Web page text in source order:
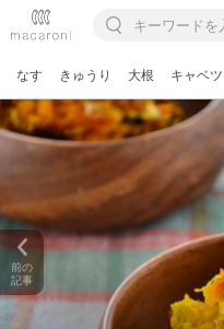
なす きゅうり 大根 キャベツ
前の
記事